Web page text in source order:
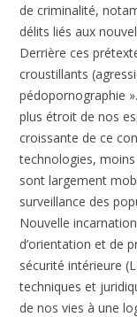
de criminalité,
délits liés aux
Derrière ces
croustillants
pédopornographie
plus étroit de nos
croissante de ce
technologies,
sont largement
surveillance des
Nouvelle
d’orientation et de
sécurité intérieure
techniques et
de nos vies à une